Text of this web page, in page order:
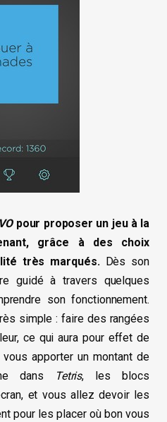
pour proposer un jeu à la
grâce à des choix
très marqués.Dès son
guidé à travers quelques
son fonctionnement.
simple : faire des rangées
ce qui aura pour effet de
apporter un montant de
dans
Tetris, les blocs
et vous allez devoir les
pour les placer où bon vous